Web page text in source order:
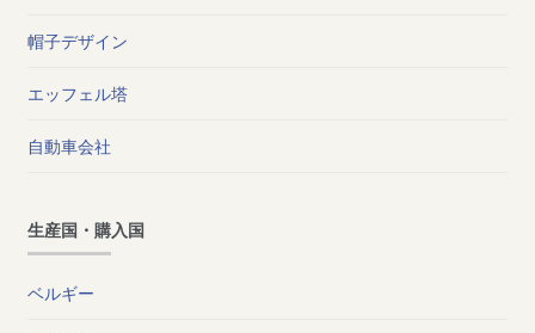
帽子デザイン
エッフェル塔
自動車会社
生産国・購入国
ベルギー